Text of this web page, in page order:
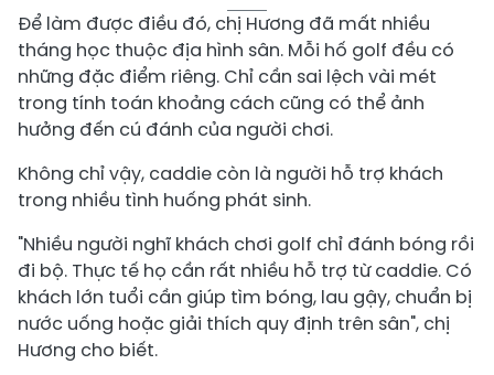
Để làm được điều đó, chị Hương đã mất nhiều
tháng học thuộc địa hình sân. Mỗi hố golf đều có
những đặc điểm riêng. Chỉ cần sai lệch vài mét
trong tính toán khoảng cách cũng có thể ảnh
hưởng đến cú đánh của người chơi.
Không chỉ vậy, caddie còn là người hỗ trợ khách
trong nhiều tình huống phát sinh.
"Nhiều người nghĩ khách chơi golf chỉ đánh bóng rồi
đi bộ. Thực tế họ cần rất nhiều hỗ trợ từ caddie. Có
khách lớn tuổi cần giúp tìm bóng, lau gậy, chuẩn bị
nước uống hoặc giải thích quy định trên sân", chị
Hương cho biết.